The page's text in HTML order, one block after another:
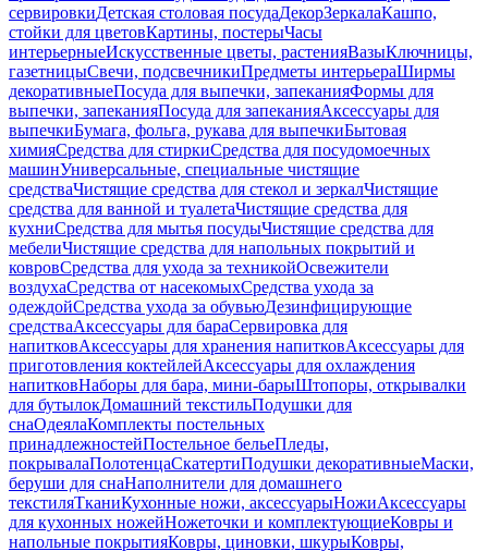
сервировкиДетская столовая посудаДекорЗеркалаКашпо,
стойки для цветовКартины, постерыЧасы
интерьерныеИскусственные цветы, растенияВазыКлючницы,
газетницыСвечи, подсвечникиПредметы интерьераШирмы
декоративныеПосуда для выпечки, запеканияФормы для
выпечки, запеканияПосуда для запеканияАксессуары для
выпечкиБумага, фольга, рукава для выпечкиБытовая
химияСредства для стиркиСредства для посудомоечных
машинУниверсальные, специальные чистящие
средстваЧистящие средства для стекол и зеркалЧистящие
средства для ванной и туалетаЧистящие средства для
кухниСредства для мытья посудыЧистящие средства для
мебелиЧистящие средства для напольных покрытий и
ковровСредства для ухода за техникойОсвежители
воздухаСредства от насекомыхСредства ухода за
одеждойСредства ухода за обувьюДезинфицирующие
средстваАксессуары для бараСервировка для
напитковАксессуары для хранения напитковАксессуары для
приготовления коктейлейАксессуары для охлаждения
напитковНаборы для бара, мини-барыШтопоры, открывалки
для бутылокДомашний текстильПодушки для
снаОдеялаКомплекты постельных
принадлежностейПостельное бельеПледы,
покрывалаПолотенцаСкатертиПодушки декоративныеМаски,
беруши для снаНаполнители для домашнего
текстиляТканиКухонные ножи, аксессуарыНожиАксессуары
для кухонных ножейНожеточки и комплектующиеКовры и
напольные покрытияКовры, циновки, шкурыКовры,